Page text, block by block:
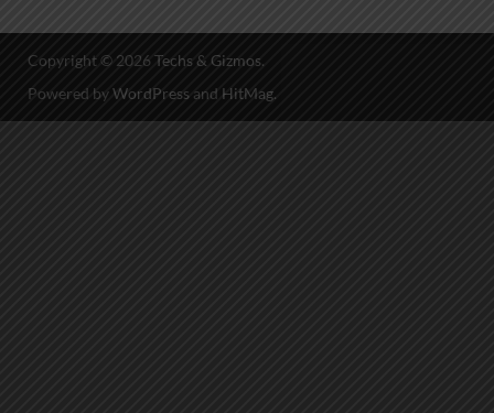
Copyright © 2026 Techs & Gizmos.
Powered byWordPress and HitMag.